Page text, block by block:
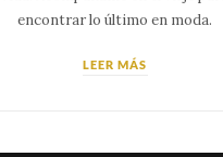
encontrar lo último en moda.
LEER MÁS